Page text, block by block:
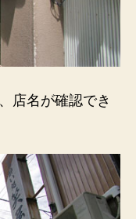
店名が確認でき